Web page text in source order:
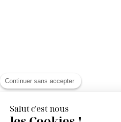
Continuer sans accepter
Salut c'est nous